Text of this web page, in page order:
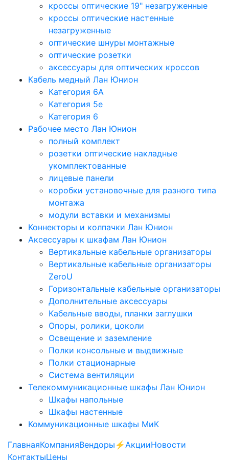
кроссы оптические 19" незагруженные
кроссы оптические настенные
незагруженные
оптические шнуры монтажные
оптические розетки
аксессуары для оптических кроссов
Кабель медный Лан Юнион
Категория 6A
Категория 5e
Категория 6
Рабочее место Лан Юнион
полный комплект
розетки оптические накладные
укомплектованные
лицевые панели
коробки установочные для разного типа
монтажа
модули вставки и механизмы
Коннекторы и колпачки Лан Юнион
Аксессуары к шкафам Лан Юнион
Вертикальные кабельные организаторы
Вертикальные кабельные организаторы
ZeroU
Горизонтальные кабельные организаторы
Дополнительные аксессуары
Кабельные вводы, планки заглушки
Опоры, ролики, цоколи
Освещение и заземление
Полки консольные и выдвижные
Полки стационарные
Система вентиляции
Телекоммуникационные шкафы Лан Юнион
Шкафы напольные
Шкафы настенные
Коммуникационные шкафы МиК
ГлавнаяКомпанияВендоры ⚡️АкцииНовости
КонтактыЦены